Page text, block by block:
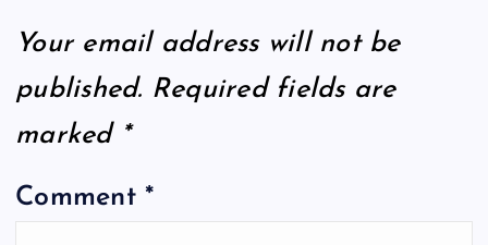
Your email address will not be
published. Required fields are
marked *
Comment*